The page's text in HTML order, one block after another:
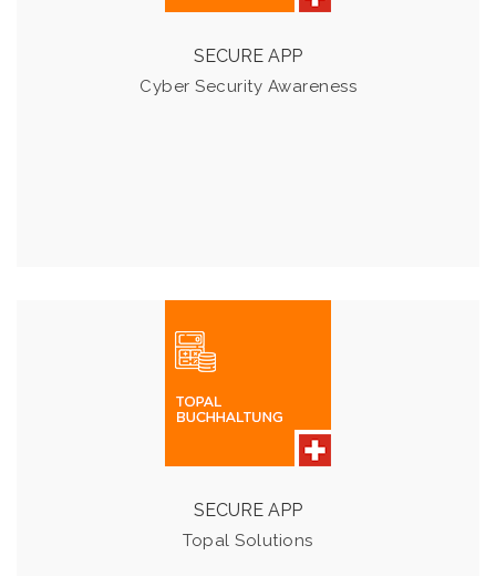
SECURE APP
Cyber Security Awareness
SECURE APP
Topal Solutions
Topal Solutions ist eine Softwarelösung für eine
professionelle Finanz- und Lohnbuchhaltung.